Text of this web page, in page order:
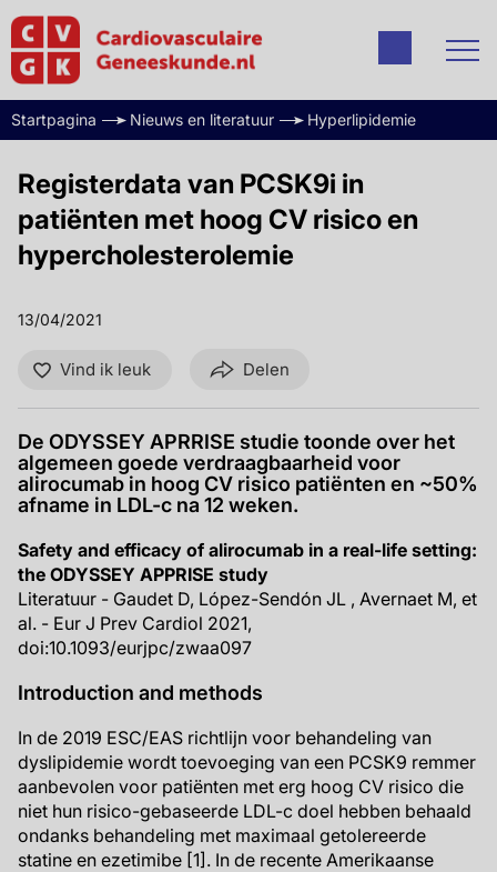
Startpagina Nieuws en literatuur Hyperlipidemie
Registerdata van PCSK9i in
patiënten met hoog CV risico en
hypercholesterolemie
13/04/2021
Vind ik leuk Delen
De ODYSSEY APRRISE studie toonde over het
algemeen goede verdraagbaarheid voor
alirocumab in hoog CV risico patiënten en ~50%
afname in LDL-c na 12 weken.
Safety and efficacy of alirocumab in a real-life setting:
the ODYSSEY APPRISE study
Literatuur - Gaudet D, López-Sendón JL , Avernaet M, et
al. - Eur J Prev Cardiol 2021,
doi:10.1093/eurjpc/zwaa097
Introduction and methods
In de 2019 ESC/EAS richtlijn voor behandeling van
dyslipidemie wordt toevoeging van een PCSK9 remmer
aanbevolen voor patiënten met erg hoog CV risico die
niet hun risico-gebaseerde LDL-c doel hebben behaald
ondanks behandeling met maximaal getolereerde
statine en ezetimibe [1]. In de recente Amerikaanse